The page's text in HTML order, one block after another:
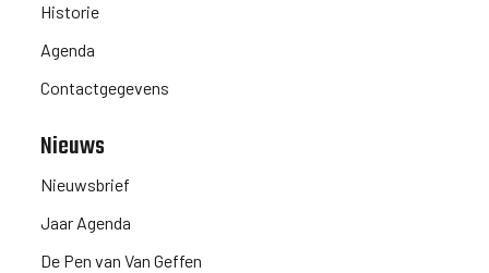
Historie
Agenda
Contactgegevens
Nieuws
Nieuwsbrief
Jaar Agenda
De Pen van Van Geffen